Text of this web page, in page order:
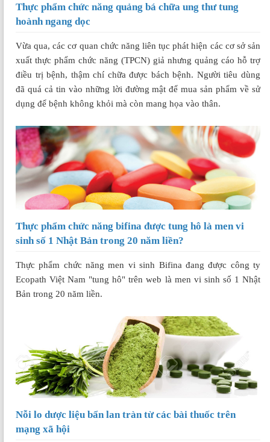
Thực phẩm chức năng quảng bá chữa ung thư tung
hoành ngang dọc
Vừa qua, các cơ quan chức năng liên tục phát hiện các cơ sở sản
xuất thực phẩm chức năng (TPCN) giả nhưng quảng cáo hỗ trợ
điều trị bệnh, thậm chí chữa được bách bệnh. Người tiêu dùng
đã quá cả tin vào những lời đường mật để mua sản phẩm về sử
dụng để bệnh không khỏi mà còn mang họa vào thân.
Thực phẩm chức năng bifina được tung hô là men vi
sinh số 1 Nhật Bản trong 20 năm liền?
Thực phẩm chức năng men vi sinh Bifina đang được công ty
Ecopath Việt Nam "tung hô" trên web là men vi sinh số 1 Nhật
Bản trong 20 năm liền.
Nỗi lo dược liệu bẩn lan tràn từ các bài thuốc trên
mạng xã hội